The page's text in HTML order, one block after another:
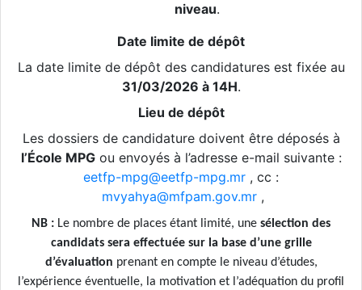
niveau.
Date limite de dépôt
La date limite de dépôt des candidatures est fixée au
31/03/2026 à 14H.
Lieu de dépôt
Les dossiers de candidature doivent être déposés à
l’École MPGou envoyés à l’adresse e-mail suivante :
eetfp-mpg@eetfp-mpg.mr , cc :
mvyahya@mfpam.gov.mr ,
NB : Le nombre de places étant limité, une sélection des
candidats sera effectuée sur la base d’une grille
d’évaluation prenant en compte le niveau d’études,
l’expérience éventuelle, la motivation et l’adéquation du profil